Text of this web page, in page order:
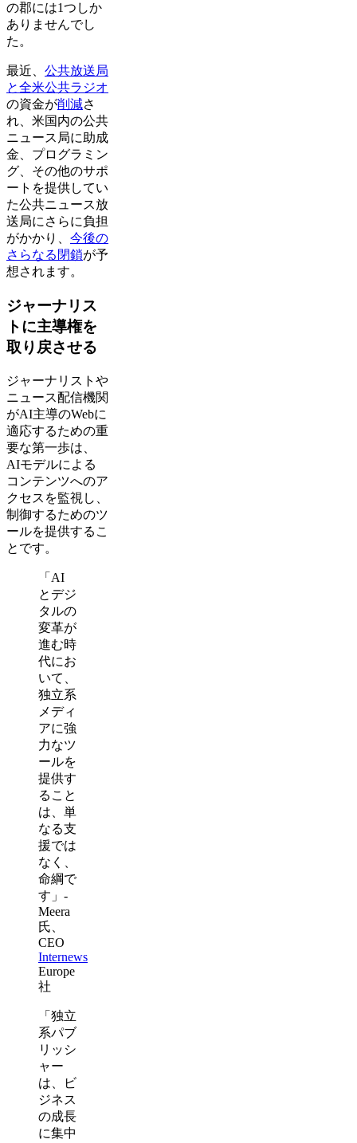
の郡には1つしか
ありませんでし
た。
最近、 公共放送局
と全米公共ラジオ
の資金が削減さ
れ、米国内の公共
ニュース局に助成
金、プログラミン
グ、その他のサポ
ートを提供してい
た公共ニュース放
送局にさらに負担
がかかり、 今後の
さらなる閉鎖が予
想されます。
ジャーナリス
トに主導権を
取り戻させる
ジャーナリストや
ニュース配信機関
がAI主導のWebに
適応するための重
要な第一歩は、
AIモデルによる
コンテンツへのア
クセスを監視し、
制御するためのツ
ールを提供するこ
とです。
「AI
とデジ
タルの
変革が
進む時
代にお
いて、
独立系
メディ
アに強
力なツ
ールを
提供す
ること
は、単
なる支
援では
なく、
命綱で
す」-
Meera
氏、
CEO
Internews
Europe
社
「独立
系パブ
リッシ
ャー
は、ビ
ジネス
の成長
に集中